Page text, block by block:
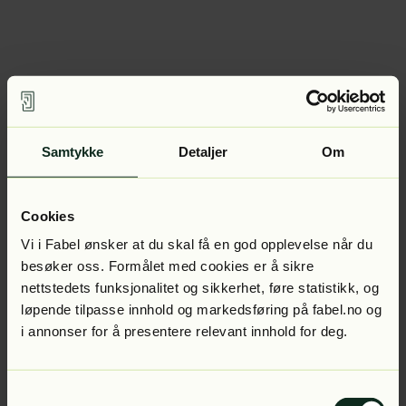
Samtykke Detaljer Om
Cookies
Vi i Fabel ønsker at du skal få en god opplevelse når du
besøker oss. Formålet med cookies er å sikre
nettstedets funksjonalitet og sikkerhet, føre statistikk, og
løpende tilpasse innhold og markedsføring på fabel.no og
i annonser for å presentere relevant innhold for deg.